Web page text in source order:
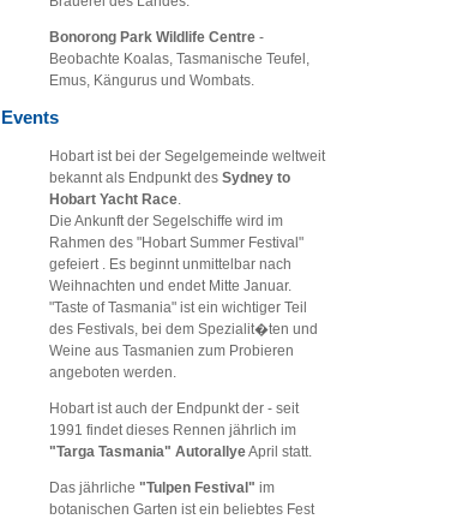
Bonorong Park Wildlife Centre -
Beobachte Koalas, Tasmanische Teufel,
Emus, Kängurus und Wombats.
Events
Hobart ist bei der Segelgemeinde weltweit
bekannt als Endpunkt des Sydney to
Hobart Yacht Race
Die Ankunft der Segelschiffe wird im
Rahmen des "Hobart Summer Festival"
gefeiert . Es beginnt unmittelbar nach
Weihnachten und endet Mitte Januar.
"Taste of Tasmania" ist ein wichtiger Teil
des Festivals, bei dem Spezialit�ten und
Weine aus Tasmanien zum Probieren
angeboten werden.
Hobart ist auch der Endpunkt der - seit
1991 findet dieses Rennen jährlich im
"Targa Tasmania" AutorallyeApril statt.
Das jährliche "Tulpen Festival" im
botanischen Garten ist ein beliebtes Fest